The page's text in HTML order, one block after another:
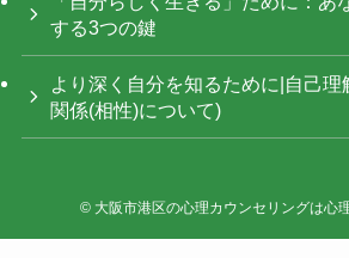
する3つの鍵
より深く自分を知るために|自己理
関係(相性)について)
©大阪市港区の心理カウンセリングは心